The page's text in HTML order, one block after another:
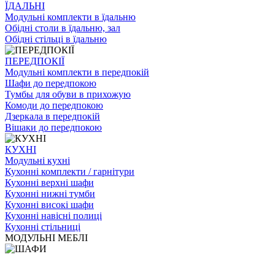
ЇДАЛЬНI
Модульні комплекти в їдальню
Обідні столи в їдальню, зал
Обідні стільці в їдальню
ПЕРЕДПОКІЇ
Модульні комплекти в передпокій
Шафи до передпокою
Тумбы для обуви в прихожую
Комоди до передпокою
Дзеркала в передпокій
Вішаки до передпокою
КУХНІ
Модульні кухні
Кухонні комплекти / гарнітури
Кухонні верхні шафи
Кухонні нижні тумби
Кухонні високі шафи
Кухонні навісні полиці
Кухонні стільниці
МОДУЛЬНІ МЕБЛІ